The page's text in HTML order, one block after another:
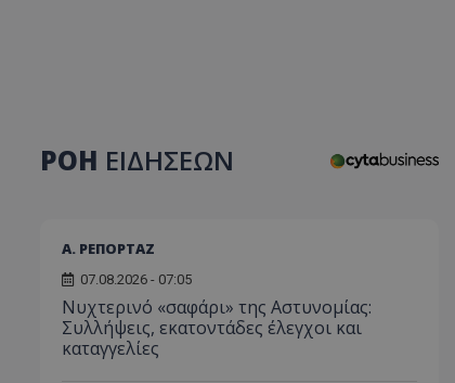
ΡΟΗ ΕΙΔΗΣΕΩΝ
Α. ΡΕΠΟΡΤΑΖ
07.08.2026 - 07:05
Νυχτερινό «σαφάρι» της Αστυνομίας:
Συλλήψεις, εκατοντάδες έλεγχοι και
καταγγελίες